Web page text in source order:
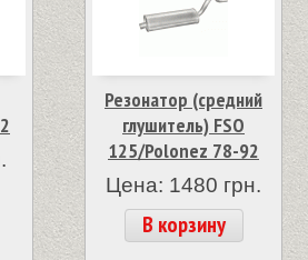
Резонатор (средний
глушитель) FSO
125/Polonez 78-92
Цена: 1480 грн.
В корзину